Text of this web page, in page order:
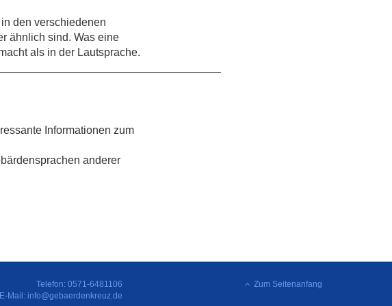
den verschiedenen
ähnlich sind. Was eine
als in der Lautsprache.
Informationen zum
anderer
Telefon: 0571-6481106
E-Mail: info@gebaerdenkreuz.de
Zum Seitenanfang